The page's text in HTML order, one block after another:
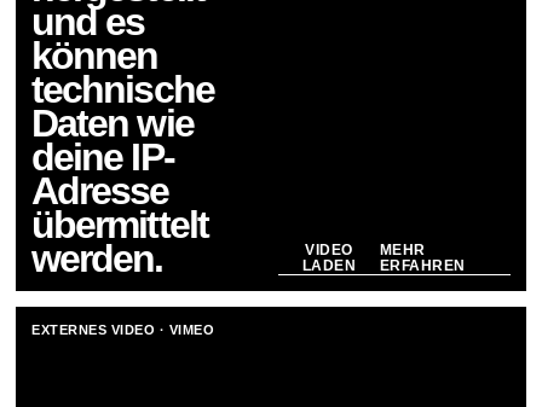
und es
können
technische
Daten wie
deine IP-
Adresse
übermittelt
werden.
VIDEO
LADEN
MEHR
ERFAHREN
EXTERNES VIDEO · VIMEO